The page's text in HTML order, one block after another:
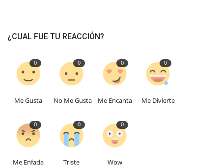
¿CUAL FUE TU REACCIÓN?
0
Me Gusta
0
No Me Gusta
0
Me Encanta
0
Me Divierte
0
Me Enfada
0
Triste
0
Wow